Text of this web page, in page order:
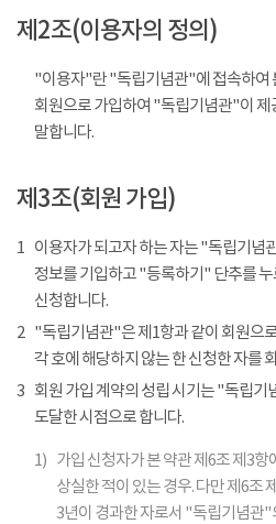
제2조(이용자의 정의)
"이용자"란 "독립기념관"에 접속하여
회원으로 가입하여 "독립기념관"이 제
말합니다.
제3조(회원 가입)
1 이용자가 되고자 하는 자는 "독립기념
정보를 기입하고 "등록하기" 단추를
신청합니다.
2 "독립기념관"은 제1항과 같이 회원으
각 호에 해당하지 않는 한 신청한 자를
3 회원 가입 계약의 성립 시기는 "독립기
도달한 시점으로 합니다.
1) 가입 신청자가 본 약관 제6조 제3
상실한 적이 있는 경우. 다만 제6조
3년이 경과한 자로서 "독립기념관"